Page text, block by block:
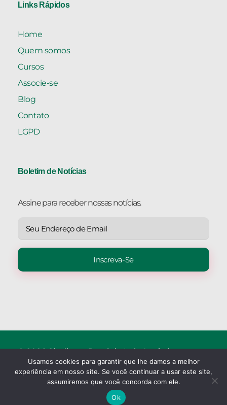
Links Rápidos
Home
Quem somos
Cursos
Associe-se
Blog
Contato
LGPD
Boletim de Notícias
Assine para receber nossas notícias.
© 2026 Sindicato Rural de Luiz Antônio.
Crios Creative Web
Termos de uso | Política de Privacidade
Usamos cookies para garantir que lhe damos a melhor
experiência em nosso site. Se você continuar a usar este site,
assumiremos que você concorda com ele.
Ok